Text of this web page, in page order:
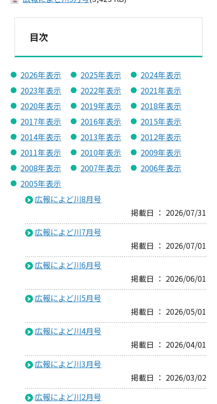
目次
2026年表示 2025年表示
2024年表示
2023年表示
2022年表示
2021年表示
2020年表示
2019年表示
2018年表示
2017年表示
2016年表示
2015年表示
2014年表示
2013年表示
2012年表示
2011年表示
2010年表示
2009年表示
2008年表示
2007年表示
2006年表示
2005年表示
広報によど川8月号
掲載日 ： 2026/07/31
広報によど川7月号
掲載日 ： 2026/07/01
広報によど川6月号
掲載日 ： 2026/06/01
広報によど川5月号
掲載日 ： 2026/05/01
広報によど川4月号
掲載日 ： 2026/04/01
広報によど川3月号
掲載日 ： 2026/03/02
広報によど川2月号